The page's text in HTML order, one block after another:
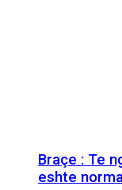
Braçe : Te
eshte